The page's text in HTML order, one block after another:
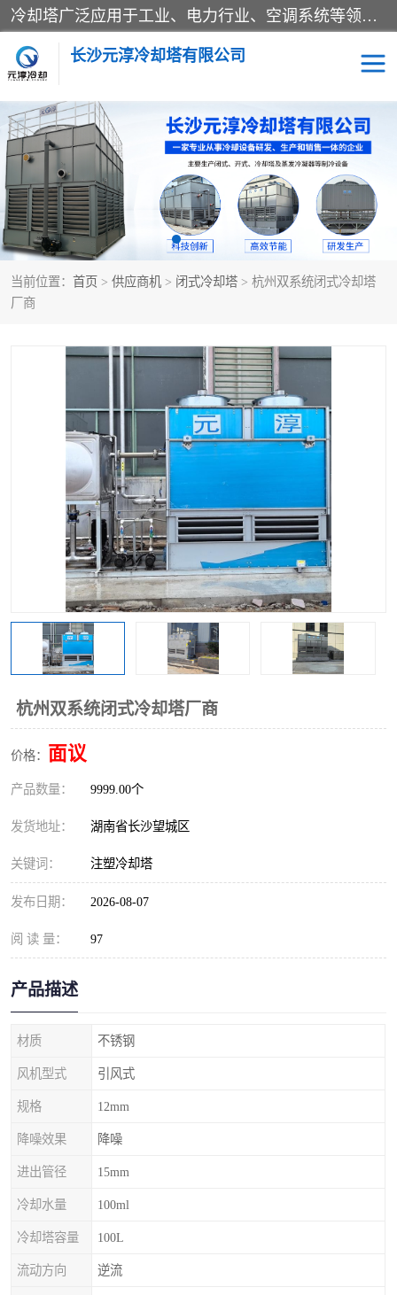
冷却塔广泛应用于工业、电力行业、空调系统等领域。在电力行业中，用于冷却发电机组的循环水；在工业生产中，如化工、冶金等行业，可降低生产过程中产生的热量；在空调系统中，为空调设备提供冷却水源
长沙元淳冷却塔有限公司
当前位置： 首页 > 供应商机 > 闭式冷却塔 > 杭州双系统闭式冷却塔
厂商
杭州双系统闭式冷却塔厂商
价格： 面议
产品数量： 9999.00个
发货地址： 湖南省长沙望城区
关键词： 注塑冷却塔
发布日期： 2026-08-07
阅 读 量： 97
产品描述
材质 不锈钢
风机型式 引风式
规格 12mm
降噪效果 降噪
进出管径 15mm
冷却水量 100ml
冷却塔容量 100L
流动方向 逆流
方形开式冷却塔 圆形冷却塔
闭式冷却塔 水箱
电控箱 水泵
板式换热器